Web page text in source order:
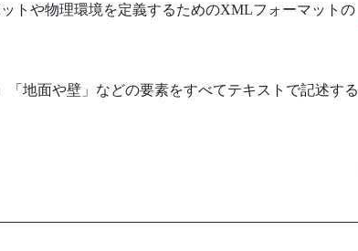
トや物理環境を定義するためのXMLフォーマットの
地面や壁」などの要素をすべてテキストで記述する